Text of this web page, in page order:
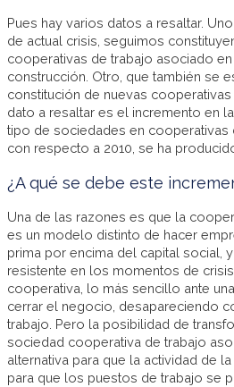
Pues hay varios datos a resaltar.
de actual crisis, seguimos
cooperativas de trabajo asociado
construcción. Otro, que también se
constitución de nuevas
dato a resaltar es el incremento en
tipo de sociedades en cooperativas
con respecto a 2010, se ha
¿A qué se debe este
Una de las razones es que la
es un modelo distinto de hacer
prima por encima del capital social,
resistente en los momentos de
cooperativa, lo más sencillo ante
cerrar el negocio, desapareciendo
trabajo. Pero la posibilidad de
sociedad cooperativa de trabajo
alternativa para que la actividad de
para que los puestos de trabajo se